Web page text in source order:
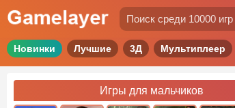
Новинки Лучшие 3Д Мультиплеер
Игры для мальчиков